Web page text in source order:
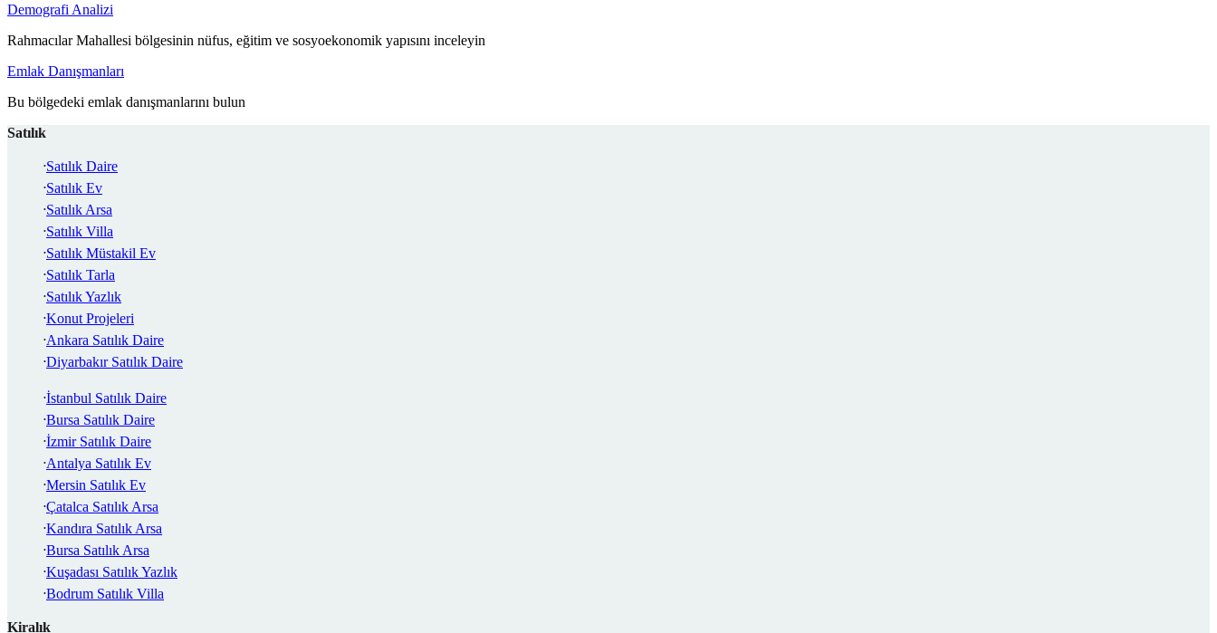
Demografi Analizi
Rahmacılar Mahallesi bölgesinin nüfus, eğitim ve sosyoekonomik yapısını inceleyin
Emlak Danışmanları
Bu bölgedeki emlak danışmanlarını bulun
Satılık
Satılık Daire
Satılık Ev
Satılık Arsa
Satılık Villa
Satılık Müstakil Ev
Satılık Tarla
Satılık Yazlık
Konut Projeleri
Ankara Satılık Daire
Diyarbakır Satılık Daire
İstanbul Satılık Daire
Bursa Satılık Daire
İzmir Satılık Daire
Antalya Satılık Ev
Mersin Satılık Ev
Çatalca Satılık Arsa
Kandıra Satılık Arsa
Bursa Satılık Arsa
Kuşadası Satılık Yazlık
Bodrum Satılık Villa
Kiralık